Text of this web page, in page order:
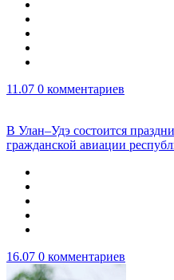
11.07 0 комментариев
В Улан–Удэ состоится
гражданской авиации
16.07 0 комментариев